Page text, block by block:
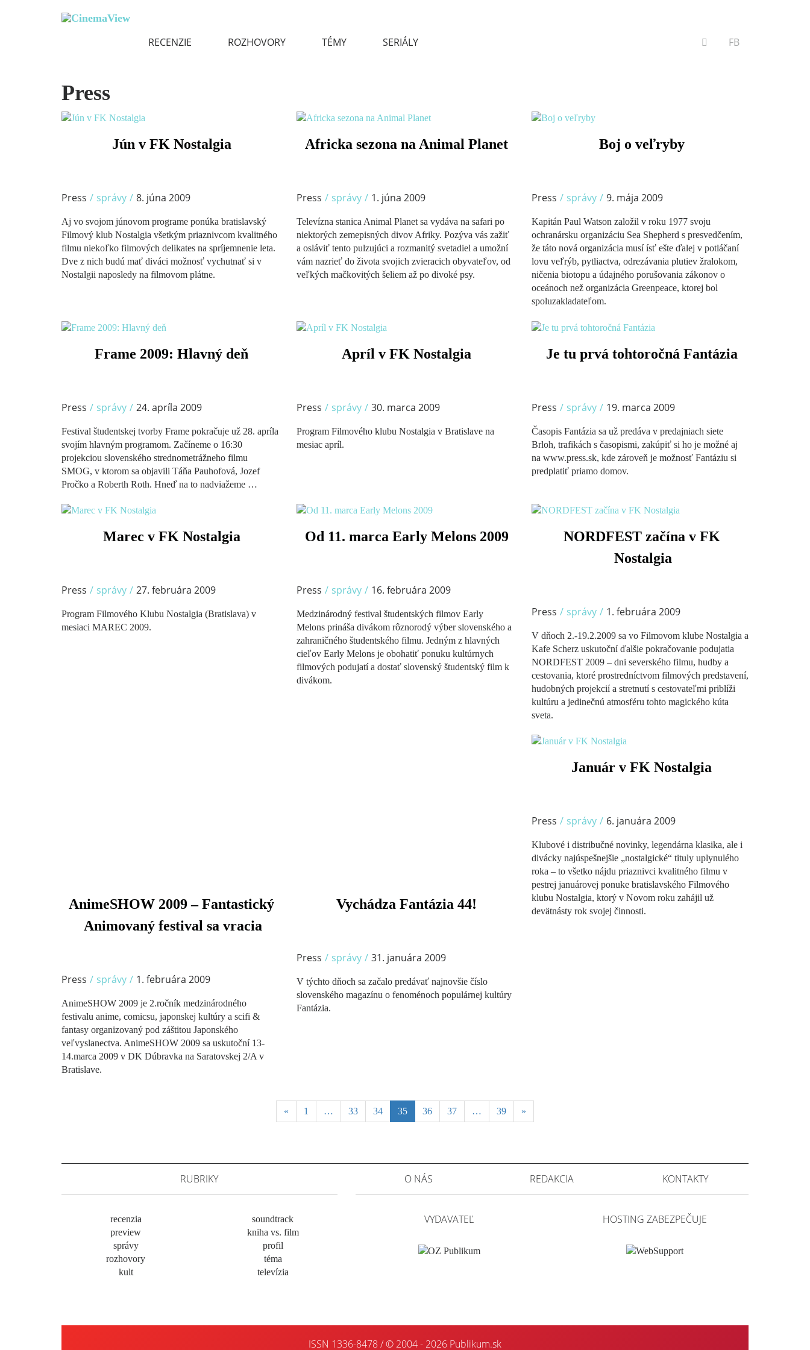
RECENZIE ROZHOVORY TÉMY SERIÁLY VYHĽADÁVANIE
FB
Press
Jún v FK Nostalgia/
Press / správy / 8. júna 2009
Aj vo svojom júnovom programe ponúka bratislavský
Filmový klub Nostalgia všetkým priaznivcom kvalitného
filmu niekoľko filmových delikates na spríjemnenie leta.
Dve z nich budú mať diváci možnosť vychutnať si v
Nostalgii naposledy na filmovom plátne.
Africka sezona na Animal Planet/
Press / správy / 1. júna 2009
Televízna stanica Animal Planet sa vydáva na safari po
niektorých zemepisných divov Afriky. Pozýva vás zažiť
a osláviť tento pulzujúci a rozmanitý svetadiel a umožní
vám nazrieť do života svojich zvieracich obyvateľov, od
veľkých mačkovitých šeliem až po divoké psy.
Boj o veľryby/
Press / správy / 9. mája 2009
Kapitán Paul Watson založil v roku 1977 svoju
ochranársku organizáciu Sea Shepherd s presvedčením,
že táto nová organizácia musí ísť ešte ďalej v potláčaní
lovu veľrýb, pytliactva, odrezávania plutiev žralokom,
ničenia biotopu a údajného porušovania zákonov o
oceánoch než organizácia Greenpeace, ktorej bol
spoluzakladateľom.
Frame 2009: Hlavný deň
Press / správy / 24. apríla 2009
Festival študentskej tvorby Frame pokračuje už 28. apríla
svojím hlavným programom. Začíneme o 16:30
projekciou slovenského strednometrážneho filmu
SMOG, v ktorom sa objavili Táňa Pauhofová, Jozef
Pročko a Roberth Roth. Hneď na to nadviažeme …
Apríl v FK Nostalgia
Press / správy / 30. marca 2009
Program Filmového klubu Nostalgia v Bratislave na
mesiac apríl.
Je tu prvá tohtoročná Fantázia/
Press / správy / 19. marca 2009
Časopis Fantázia sa už predáva v predajniach siete
Brloh, trafikách s časopismi, zakúpiť si ho je možné aj
na www.press.sk, kde zároveň je možnosť Fantáziu si
predplatiť priamo domov.
Marec v FK Nostalgia/
Press / správy / 27. februára 2009
Program Filmového Klubu Nostalgia (Bratislava) v
mesiaci MAREC 2009.
Od 11. marca Early Melons 2009/
Press / správy / 16. februára 2009
Medzinárodný festival študentských filmov Early
Melons prináša divákom rôznorodý výber slovenského a
zahraničného študentského filmu. Jedným z hlavných
cieľov Early Melons je obohatiť ponuku kultúrnych
filmových podujatí a dostať slovenský študentský film k
divákom.
NORDFEST začína v FK
Nostalgia
Press / správy / 1. februára 2009
V dňoch 2.-19.2.2009 sa vo Filmovom klube Nostalgia a
Kafe Scherz uskutoční ďalšie pokračovanie podujatia
NORDFEST 2009 – dni severského filmu, hudby a
cestovania, ktoré prostredníctvom filmových predstavení,
hudobných projekcií a stretnutí s cestovateľmi priblíži
kultúru a jedinečnú atmosféru tohto magického kúta
sveta.
AnimeSHOW 2009 – Fantastický
Animovaný festival sa vracia
Press / správy / 1. februára 2009
AnimeSHOW 2009 je 2.ročník medzinárodného
festivalu anime, comicsu, japonskej kultúry a scifi &
fantasy organizovaný pod záštitou Japonského
veľvyslanectva. AnimeSHOW 2009 sa uskutoční 13-
14.marca 2009 v DK Dúbravka na Saratovskej 2/A v
Bratislave.
Vychádza Fantázia 44!
Press / správy / 31. januára 2009
V týchto dňoch sa začalo predávať najnovšie číslo
slovenského magazínu o fenoménoch populárnej kultúry
Fantázia.
Január v FK Nostalgia
Press / správy / 6. januára 2009
Klubové i distribučné novinky, legendárna klasika, ale i
divácky najúspešnejšie „nostalgické“ tituly uplynulého
roka – to všetko nájdu priaznivci kvalitného filmu v
pestrej januárovej ponuke bratislavského Filmového
klubu Nostalgia, ktorý v Novom roku zahájil už
devätnásty rok svojej činnosti.
« 1 … 33 34 35 36 37 … 39 »
O NÁS REDAKCIA KONTAKTY
VYDAVATEĽ HOSTING ZABEZPEČUJE
RUBRIKY
recenzia
preview
správy
rozhovory
kult
soundtrack
kniha vs. film
profil
téma
televízia
ISSN 1336-8478 / © 2004 - 2026 Publikum.sk